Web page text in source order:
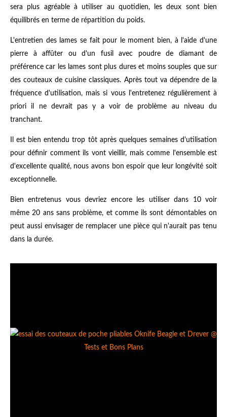
sera plus agréable à utiliser au quotidien, les deux sont bien
équilibrés en terme de répartition du poids.
L'entretien des lames se fait pour le moment bien, à l'aide d'une
pierre à affûter ou d'un fusil avec poudre de diamant de
préférence car les lames sont plus dures et moins souples que sur
des couteaux de cuisine classiques. Après tout va dépendre de la
fréquence d'utilisation, mais si vous l'entretenez régulièrement à
priori il ne devrait pas y a voir de problème au niveau du
tranchant.
Il est bien entendu trop tôt après quelques semaines d'utilisation
pour définir comment ils vont vieillir, mais comme l'ensemble est
d'excellente qualité, nous avons bon espoir que leur longévité soit
exceptionnelle.
Bien entretenus vous devriez encore les utiliser dans 10 voir
même 20 ans sans problème, et comme ils sont démontables on
peut aussi envisager de remplacer une pièce qui n'aurait pas tenu
dans la durée.